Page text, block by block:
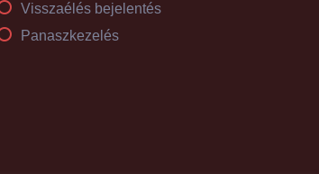
Visszaélés bejelentés
Panaszkezelés